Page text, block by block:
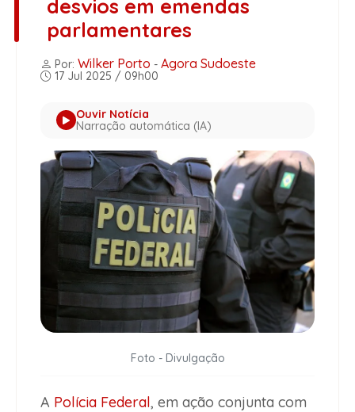
desvios em emendas
parlamentares
Por: Wilker Porto - Agora Sudoeste
17 Jul 2025 / 09h00
Ouvir Notícia
Narração automática (IA)
Foto - Divulgação
A Polícia Federal, em ação conjunta com